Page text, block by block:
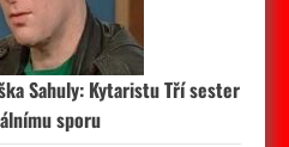
Sahuly: Kytaristu Tří sester
sporu